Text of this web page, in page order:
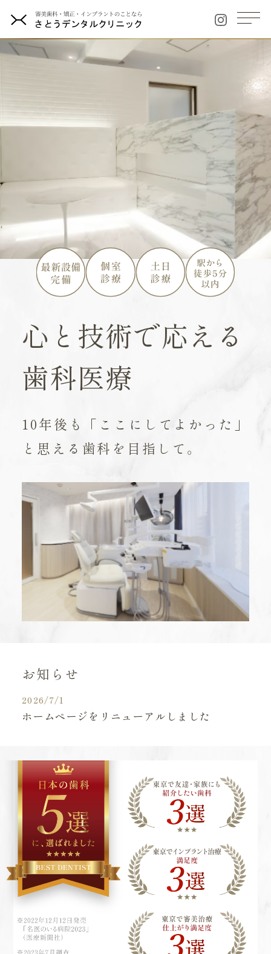
心と技術で応える
歯科医療
10年後も「ここにしてよかった」
と思える歯科を目指して。
お知らせ
2026/7/1
ホームページをリニューアルしました